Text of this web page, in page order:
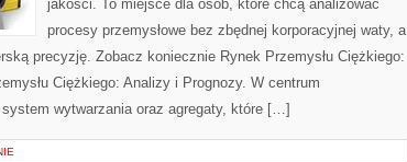
jakości. To miejsce dla osób, które chcą analizować
procesy przemysłowe bez zbędnej korporacyjnej waty, a
precyzję. Zobacz koniecznie Rynek Przemysłu Ciężkiego:
Ciężkiego: Analizy i Prognozy. W centrum
wytwarzania oraz agregaty, które […]